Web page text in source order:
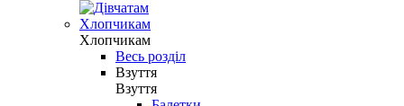
Хлопчикам
Хлопчикам
Весь розділ
Взуття
Взуття